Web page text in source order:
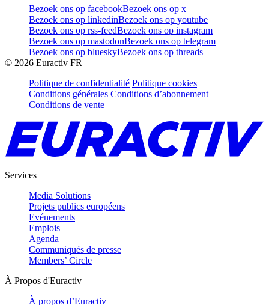
Bezoek ons op facebookBezoek ons op x
Bezoek ons op linkedinBezoek ons op youtube
Bezoek ons op rss-feedBezoek ons op instagram
Bezoek ons op mastodonBezoek ons op telegram
Bezoek ons op blueskyBezoek ons op threads
© 2026 Euractiv FR
Politique de confidentialité Politique cookies
Conditions générales Conditions d’abonnement
Conditions de vente
Services
Media Solutions
Projets publics européens
Evénements
Emplois
Agenda
Communiqués de presse
Members’ Circle
À Propos d'Euractiv
À propos d’Euractiv